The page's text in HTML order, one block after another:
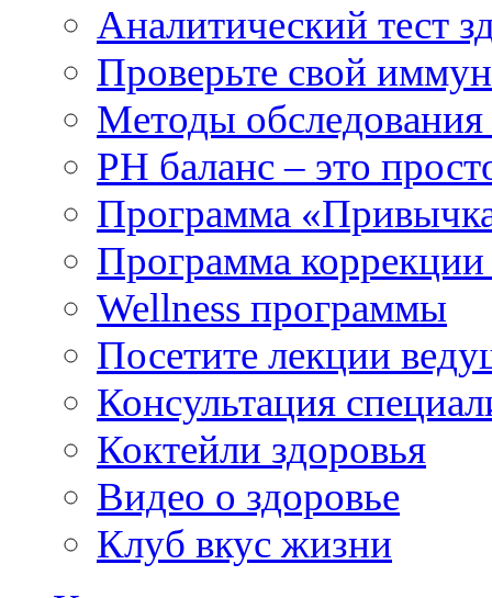
Аналитический тест
Проверьте свой
Методы обследования
РH баланс – это
Программа
Программа коррекции
Wellness программы
Посетите лекции
Консультация
Коктейли здоровья
Видео о здоровье
Клуб вкус жизни